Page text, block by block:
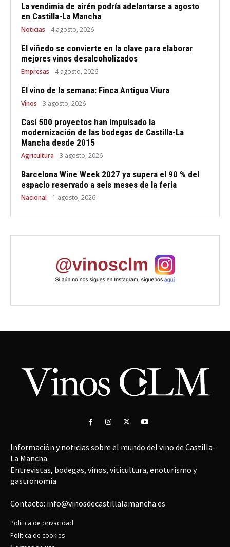
La vendimia de airén podría adelantarse a agosto
en Castilla-La Mancha
Noticias 4 agosto, 2026
El viñedo se convierte en la clave para elaborar
mejores vinos desalcoholizados
Empresas 4 agosto, 2026
El vino de la semana: Finca Antigua Viura
Vinos 3 agosto, 2026
Casi 500 proyectos han impulsado la
modernización de las bodegas de Castilla-La
Mancha desde 2015
Agricultura 3 agosto, 2026
Barcelona Wine Week 2027 ya supera el 90 % del
espacio reservado a seis meses de la feria
Nacional 1 agosto, 2026
Información y noticias sobre el mundo del vino de Castilla-
La Mancha.
Entrevistas, bodegas, vinos, viticultura, enoturismo y
gastronomía.
Contacto: info@vinosdecastillalamancha.es
Política de privacidad
Política de cookies